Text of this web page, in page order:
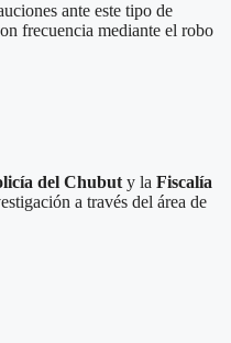
ante este tipo de
frecuencia mediante el robo
del Chubut y la Fiscalía
a través del área de